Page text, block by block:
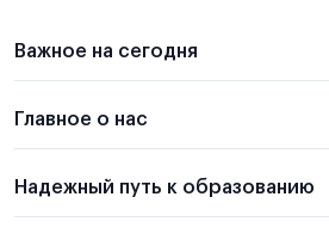
Важное на сегодня
Главное о нас
Надежный путь к образованию